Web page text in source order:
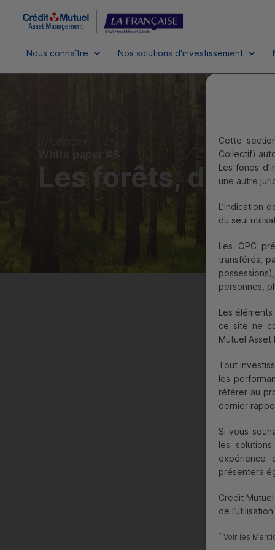
Nous connaître Nos solutions d'investissement
07/06/2023
White paper #8
Les forêts, des
Cette
Collectif)
Les fonds
une autre
L’indication
du seul
Les OPC
transférés,
personnes,
Les
ce site ne
Mutuel Asset
Tout
les
référer au
dernier
Si vous
les
expérience
présentera
Crédit
de
* Voir les